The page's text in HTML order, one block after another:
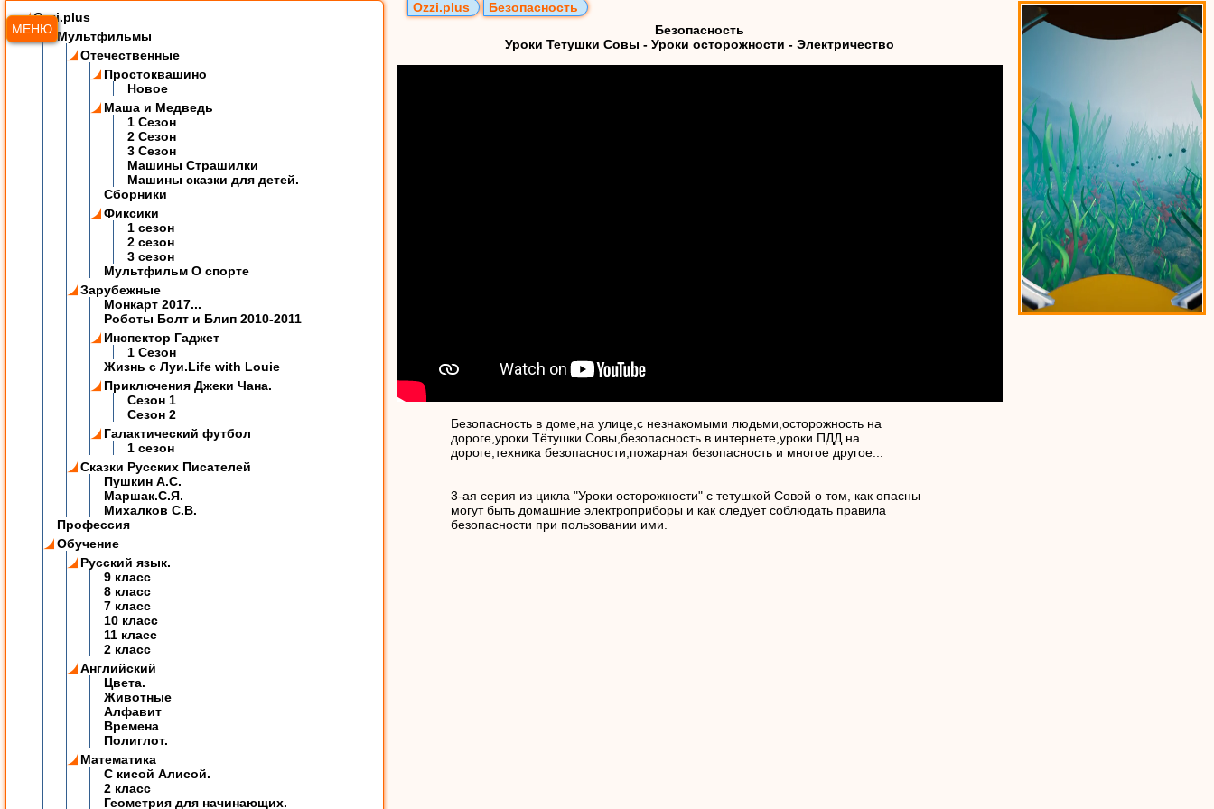
МЕНЮ
Ozzi.plus
Мультфильмы
Отечественные
Простоквашино
Новое
Маша и Медведь
1 Сезон
2 Сезон
3 Сезон
Машины Страшилки
Машины сказки для детей.
Сборники
Фиксики
1 сезон
2 сезон
3 сезон
Мультфильм О спорте
Зарубежные
Монкарт 2017...
Роботы Болт и Блип 2010-2011
Инспектор Гаджет
1 Сезон
Жизнь с Луи.Life with Louie
Приключения Джеки Чана.
Сезон 1
Сезон 2
Галактический футбол
1 сезон
Сказки Русских Писателей
Пушкин А.С.
Маршак.С.Я.
Михалков С.В.
Профессия
Обучение
Русский язык.
9 класс
8 класс
7 класс
10 класс
11 класс
2 класс
Английский
Цвета.
Животные
Алфавит
Времена
Полиглот.
Математика
C кисой Алисой.
2 класс
Геометрия для начинающих.
Ozzi.plus
Безопасность
Безопасность
Уроки Тетушки Совы - Уроки осторожности - Электричество
Безопасность в доме,на улице,с незнакомыми людьми,осторожность на
дороге,уроки Тётушки Совы,безопасность в интернете,уроки ПДД на
дороге,техника безопасности,пожарная безопасность и многое другое...
3-ая серия из цикла "Уроки осторожности" с тетушкой Совой о том, как опасны
могут быть домашние электроприборы и как следует соблюдать правила
безопасности при пользовании ими.